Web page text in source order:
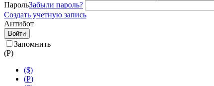
ПарольЗабыли пароль?
Создать учетную запись
Антибот
Войти
Запомнить
(Р)
($)
(Р)